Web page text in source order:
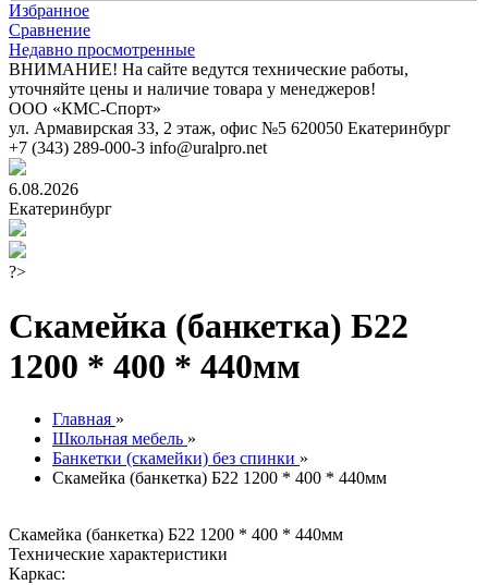
Избранное
Сравнение
Недавно просмотренные
ВНИМАНИЕ! На сайте ведутся технические работы,
уточняйте цены и наличие товара у менеджеров!
ООО «КМС-Спорт»
ул. Армавирская 33, 2 этаж, офис №5 620050 Екатеринбург
+7 (343) 289-000-3 info@uralpro.net
6.08.2026
Екатеринбург
?>
Скамейка (банкетка) Б22
1200 * 400 * 440мм
Главная »
Школьная мебель »
Банкетки (скамейки) без спинки »
Скамейка (банкетка) Б22 1200 * 400 * 440мм
Скамейка (банкетка) Б22 1200 * 400 * 440мм
Технические характеристики
Каркас: